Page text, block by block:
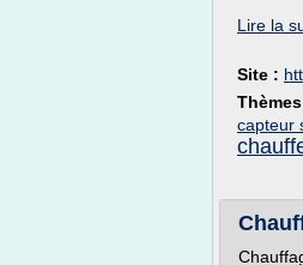
Lire la
Site :
capteur